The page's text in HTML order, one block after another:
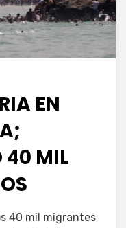
EN
40 MIL
40 mil migrantes